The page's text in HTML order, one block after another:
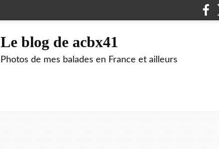
Le blog de acbx41
Photos de mes balades en France et ailleurs